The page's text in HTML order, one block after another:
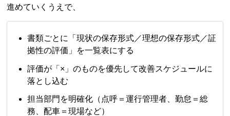
進めていくうえで、
書類ごとに「現状の保存形式／理想の保存形式／証
拠性の評価」を一覧表にする
評価が「×」のものを優先して改善スケジュールに
落とし込む
担当部門を明確化（点呼＝運行管理者、勤怠＝総
務、配車＝現場など）